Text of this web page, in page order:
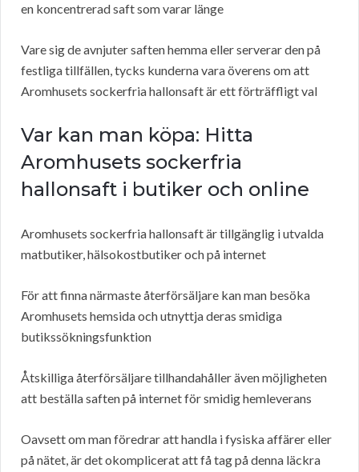
en koncentrerad saft som varar länge
Vare sig de avnjuter saften hemma eller serverar den på
festliga tillfällen, tycks kunderna vara överens om att
Aromhusets sockerfria hallonsaft är ett förträffligt val
Var kan man köpa: Hitta
Aromhusets sockerfria
hallonsaft i butiker och online
Aromhusets sockerfria hallonsaft är tillgänglig i utvalda
matbutiker, hälsokostbutiker och på internet
För att finna närmaste återförsäljare kan man besöka
Aromhusets hemsida och utnyttja deras smidiga
butikssökningsfunktion
Åtskilliga återförsäljare tillhandahåller även möjligheten
att beställa saften på internet för smidig hemleverans
Oavsett om man föredrar att handla i fysiska affärer eller
på nätet, är det okomplicerat att få tag på denna läckra